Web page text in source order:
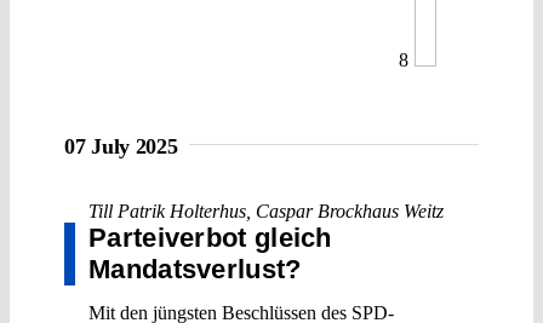
8
07 July 2025
Till Patrik Holterhus Caspar Brockhaus Weitz
Parteiverbot gleich
Mandatsverlust?
Mit den jüngsten Beschlüssen des SPD-